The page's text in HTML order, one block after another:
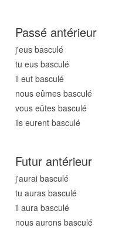
Passé antérieur
j'eus basculé
tu eus basculé
il eut basculé
nous eûmes basculé
vous eûtes basculé
ils eurent basculé
Futur antérieur
j'aurai basculé
tu auras basculé
il aura basculé
nous aurons basculé